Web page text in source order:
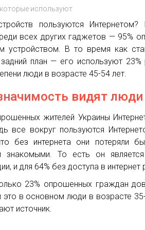
используют
пользуются
всех других гаджетов — 95%
устройством. В то время как
план — его используют
люди в возрасте 45-54 лет.
видят люди
жителей Украины
все вокруг пользуются
без интернета они потеряли
знакомыми. То есть он
и для 64% без доступа в
23% опрошенных граждан
это в основном люди в возрасте
источник.